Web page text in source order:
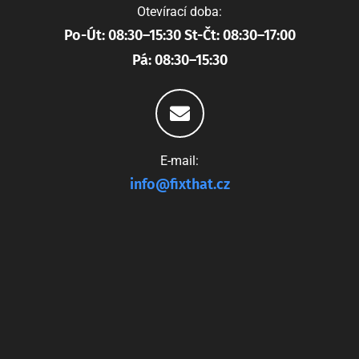
Otevírací doba:
Po-Út: 08:30–15:30 St-Čt: 08:30–17:00
Pá: 08:30–15:30
E-mail:
info@fixthat.cz